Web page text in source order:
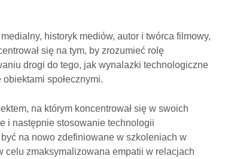
historyk mediów, autor i twórca filmowy,
się na tym, by zrozumieć rolę
drogi do tego, jak wynalazki technologiczne
społecznymi.
na którym koncentrował się w swoich
i następnie stosowanie technologii
na nowo zdefiniowane w szkoleniach w
celu zmaksymalizowana empatii w relacjach